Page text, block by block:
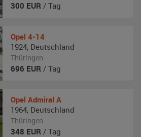
300 EUR / Tag
Opel 4-14
1924, Deutschland
Thüringen
696 EUR / Tag
Opel Admiral A
1964, Deutschland
Thüringen
348 EUR / Tag